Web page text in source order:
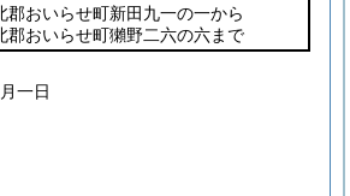
郡おいらせ町新田九一の一から
郡おいらせ町獺野二六の六まで
一日